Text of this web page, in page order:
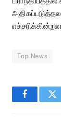
Top News
Facebook